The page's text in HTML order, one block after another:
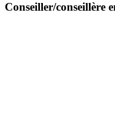
Conseiller/conseillère